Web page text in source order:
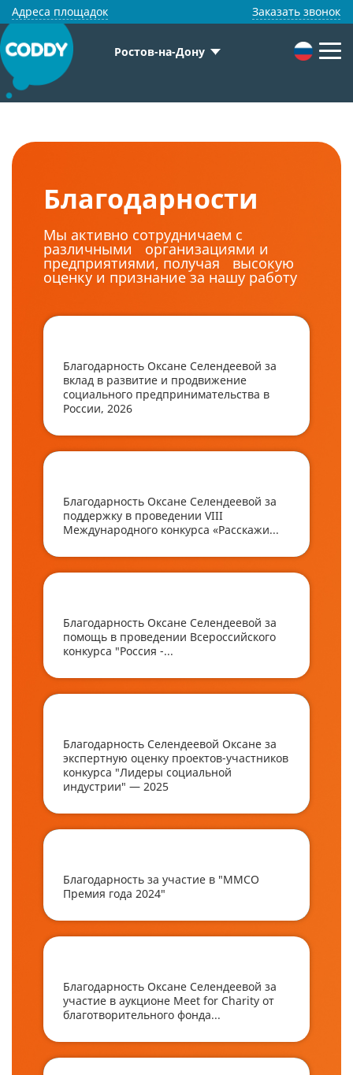
Адреса площадок Заказать звонок
Ростов-на-Дону
Благодарности
Мы активно сотрудничаем с
различными организациями и
предприятиями, получая высокую
оценку и признание за нашу работу
Благодарность Оксане Селендеевой за
вклад в развитие и продвижение
социального предпринимательства в
России, 2026
Благодарность Оксане Селендеевой за
поддержку в проведении VIII
Международного конкурса «Расскажи...
Благодарность Оксане Селендеевой за
помощь в проведении Всероссийского
конкурса "Россия -...
Благодарность Селендеевой Оксане за
экспертную оценку проектов-участников
конкурса "Лидеры социальной
индустрии" — 2025
Благодарность за участие в "ММСО
Премия года 2024"
Благодарность Оксане Селендеевой за
участие в аукционе Meet for Charity от
благотворительного фонда...